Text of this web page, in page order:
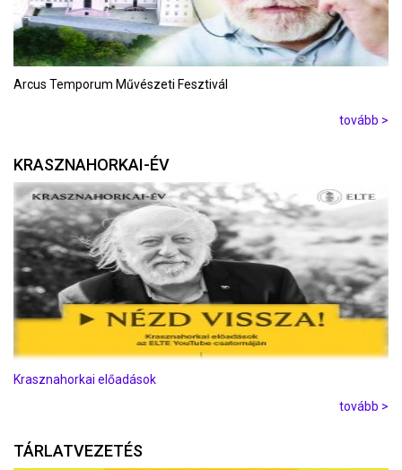
Arcus Temporum Művészeti Fesztivál
tovább >
KRASZNAHORKAI-ÉV
Krasznahorkai előadások
tovább >
TÁRLATVEZETÉS